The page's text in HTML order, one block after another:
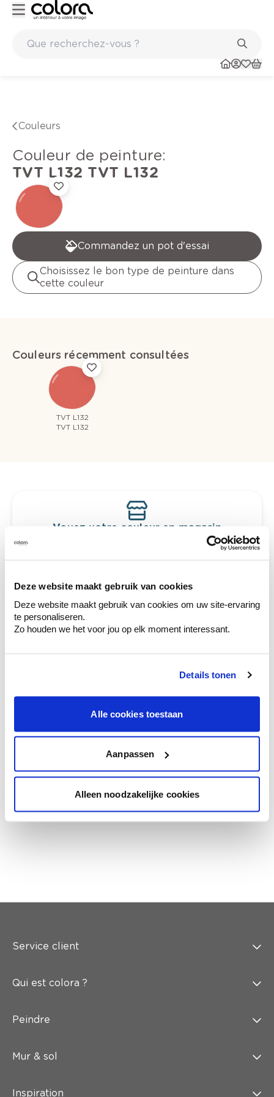
Deze website maakt gebruik van cookies
Deze website maakt gebruik van cookies om uw site-ervaring
te personaliseren.
Zo houden we het voor jou op elk moment interessant.
Details tonen
Alle cookies toestaan
Aanpassen
Alleen noodzakelijke cookies
Couleurs
Couleur de peinture:
TVT L132 TVT L132
Commandez un pot d'essai
Choisissez le bon type de peinture dans
cette couleur
Couleurs récemment consultées
TVT L132
TVT L132
Voyez votre couleur en magasin
Découvrez des échantillons de votre
votre couleur.
Obtenez des conseils personnalisés sur la
combinaison de couleurs.
Conseil couleur à domicile
en couleur.
l'éclairage et de votre mobilier.
Obtenez un contrôle technologique de vos
Service client
Qui est colora ?
Peindre
Mur & sol
Inspiration